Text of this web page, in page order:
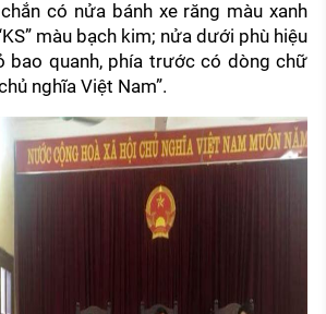
có nửa bánh xe răng màu xanh
màu bạch kim; nửa dưới phù hiệu
bao quanh, phía trước có dòng chữ
nghĩa Việt Nam”.